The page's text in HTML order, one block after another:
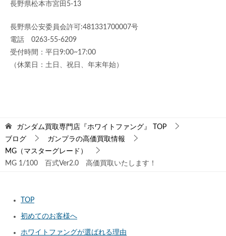
長野県松本市宮田5-13
長野県公安委員会許可:481331700007号
電話 0263-55-6209
受付時間：平日9:00~17:00
（休業日：土日、祝日、年末年始）
ガンダム買取専門店『ホワイトファング』
TOP
ブログ
ガンプラの高価買取情報
MG（マスターグレード）
MG 1/100 百式Ver2.0 高価買取いたします！
TOP
初めてのお客様へ
ホワイトファングが選ばれる理由